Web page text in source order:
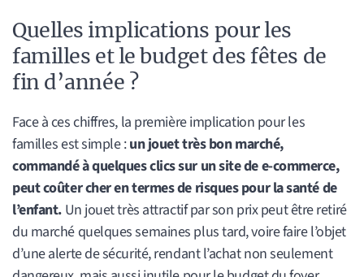
Quelles implications pour les
familles et le budget des fêtes de
fin d’année ?
Face à ces chiffres, la première implication pour les
familles est simple :un jouet très bon marché,
commandé à quelques clics sur un site de e-commerce,
peut coûter cher en termes de risques pour la santé de
l’enfant. Un jouet très attractif par son prix peut être retiré
du marché quelques semaines plus tard, voire faire l’objet
d’une alerte de sécurité, rendant l’achat non seulement